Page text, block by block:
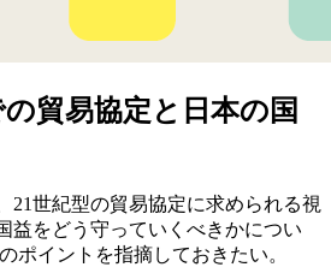
貿易協定と日本の国
世紀型の貿易協定に求められる視
益をどう守っていくべきかについ
ポイントを指摘しておきたい。